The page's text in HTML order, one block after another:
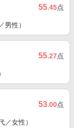
55.45点
性）
55.27点
53.00点
女性）